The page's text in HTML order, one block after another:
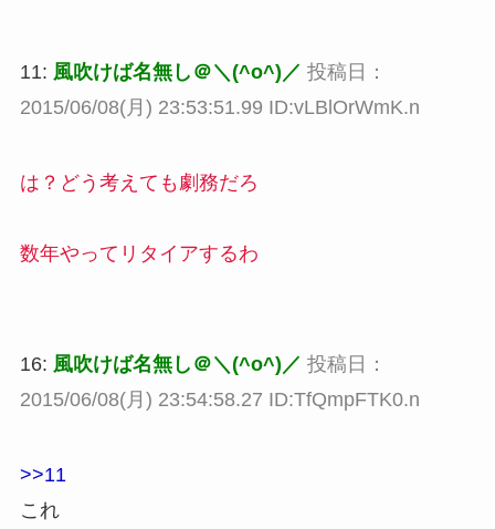
11: 風吹けば名無し＠＼(^o^)／ 投稿日：
2015/06/08(月) 23:53:51.99 ID:vLBlOrWmK.n
は？どう考えても劇務だろ
数年やってリタイアするわ
16: 風吹けば名無し＠＼(^o^)／ 投稿日：
2015/06/08(月) 23:54:58.27 ID:TfQmpFTK0.n
>>11
これ